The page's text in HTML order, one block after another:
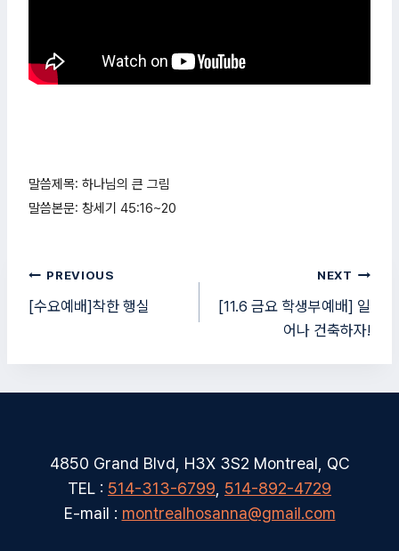
말씀제목: 하나님의 큰 그림
말씀본문: 창세기 45:16~20
글
탐
PREVIOUS
[수요예배]착한 행실
NEXT
[11.6 금요 학생부예배] 일
어나 건축하자!
4850 Grand Blvd, H3X 3S2 Montreal, QC
TEL : 514-313-6799 514-892-4729
E-mail : montrealhosanna@gmail.com